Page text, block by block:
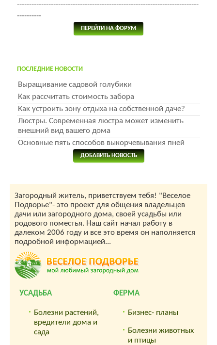
---------------------------------------------------------------------------
----------
ПЕРЕЙТИ НА ФОРУМ
ПОСЛЕДНИЕ НОВОСТИ
Выращивание садовой голубики
Как рассчитать стоимость забора
Как устроить зону отдыха на собственной даче?
Люстры. Современная люстра может изменить
внешний вид вашего дома
Основные пять способов выкорчевывания пней
ДОБАВИТЬ НОВОСТЬ
Загородный житель, приветствуем тебя! "Веселое
Подворье"- это проект для общения владельцев
дачи или загородного дома, своей усадьбы или
родового поместья. Наш сайт начал работу в
далеком 2006 году и все это время он наполняется
подробной информацией...
УСАДЬБА
Болезни растений,
вредители дома и
сада
ФЕРМА
Бизнес- планы
Болезни животных
и птицы